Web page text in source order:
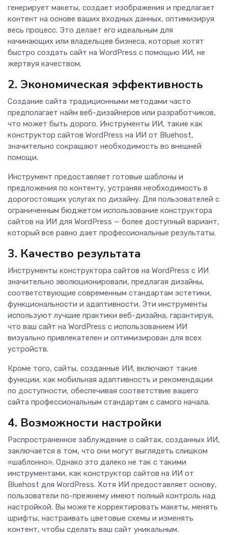
генерирует макеты, создает изображения и предлагает
контент на основе ваших входных данных, оптимизируя
весь процесс. Это делает его идеальным для
начинающих или владельцев бизнеса, которые хотят
быстро создать сайт на WordPress с помощью ИИ, не
жертвуя качеством.
2. Экономическая эффективность
Создание сайта традиционными методами часто
предполагает найм веб-дизайнеров или разработчиков,
что может быть дорого. Инструменты ИИ, такие как
конструктор сайтов WordPress на ИИ от Bluehost,
значительно сокращают необходимость во внешней
помощи.
Инструмент предоставляет готовые шаблоны и
предложения по контенту, устраняя необходимость в
дорогостоящих услугах по дизайну. Для пользователей с
ограниченным бюджетом использование конструктора
сайтов на ИИ для WordPress — более доступный вариант,
который все равно дает профессиональные результаты.
3. Качество результата
Инструменты конструктора сайтов на WordPress с ИИ
значительно эволюционировали, предлагая дизайны,
соответствующие современным стандартам эстетики,
функциональности и адаптивности. Эти инструменты
используют лучшие практики веб-дизайна, гарантируя,
что ваш сайт на WordPress с использованием ИИ
визуально привлекателен и оптимизирован для всех
устройств.
Кроме того, сайты, созданные ИИ, включают такие
функции, как мобильная адаптивность и рекомендации
по доступности, обеспечивая соответствие вашего
сайта профессиональным стандартам с самого начала.
4. Возможности настройки
Распространенное заблуждение о сайтах, созданных ИИ,
заключается в том, что они могут выглядеть слишком
«шаблонно». Однако это далеко не так с такими
инструментами, как конструктор сайтов на ИИ от
Bluehost для WordPress. Хотя ИИ предоставляет основу,
пользователи по-прежнему имеют полный контроль над
настройкой. Вы можете корректировать макеты, менять
шрифты, настраивать цветовые схемы и изменять
контент, чтобы сделать ваш сайт уникальным.